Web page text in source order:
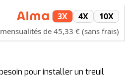
3X 4X 10X
de 45,33 € (sans frais)
pour installer un treuil